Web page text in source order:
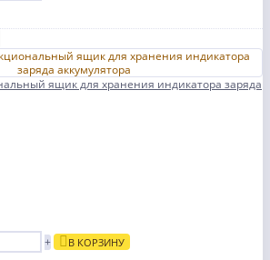
ящик для хранения индикатора заряда
+ В КОРЗИНУ